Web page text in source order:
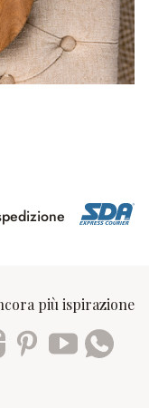
più ispirazione